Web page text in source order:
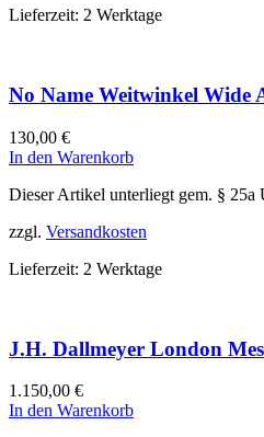
Lieferzeit: 2 Werktage
No Name Weitwinkel Wide
130,00 €
In den Warenkorb
Dieser Artikel unterliegt gem. § 25a
zzgl. Versandkosten
Lieferzeit: 2 Werktage
J.H. Dallmeyer London
1.150,00 €
In den Warenkorb